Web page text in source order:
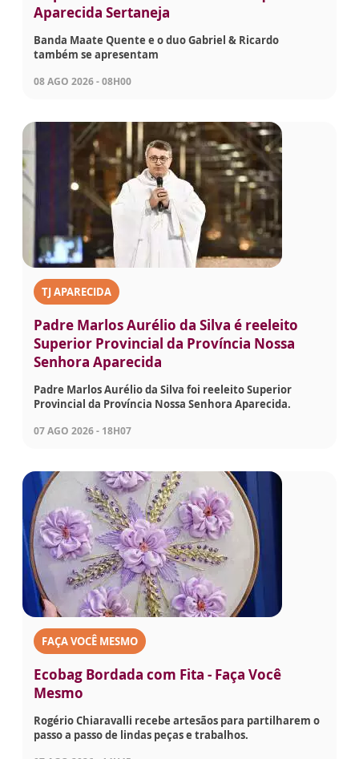
Aparecida Sertaneja
Banda Maate Quente e o duo Gabriel & Ricardo
também se apresentam
08 AGO 2026 - 08H00
TJ APARECIDA
Padre Marlos Aurélio da Silva é reeleito
Superior Provincial da Província Nossa
Senhora Aparecida
Padre Marlos Aurélio da Silva foi reeleito Superior
Provincial da Província Nossa Senhora Aparecida.
07 AGO 2026 - 18H07
FAÇA VOCÊ MESMO
Ecobag Bordada com Fita - Faça Você
Mesmo
Rogério Chiaravalli recebe artesãos para partilharem o
passo a passo de lindas peças e trabalhos.